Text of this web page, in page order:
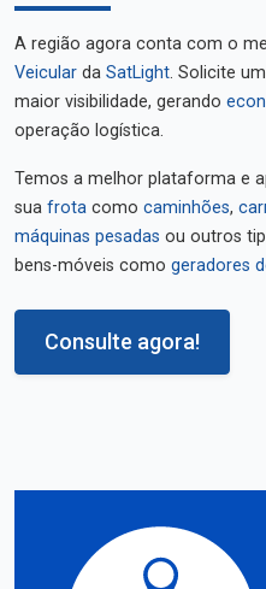
A região agora conta com o
Veicular da SatLight. Solicite um
maior visibilidade, gerando
operação logística.
Temos a melhor plataforma e
sua frota como caminhões,
máquinas pesadas ou outros
bens-móveis como geradores
Consulte agora!